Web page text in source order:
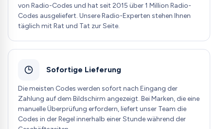
von Radio-Codes und hat seit 2015 über 1 Million Radio-
Codes ausgeliefert. Unsere Radio-Experten stehen Ihnen
täglich mit Rat und Tat zur Seite.
Sofortige Lieferung
Die meisten Codes werden sofort nach Eingang der
Zahlung auf dem Bildschirm angezeigt. Bei Marken, die eine
manuelle Überprüfung erfordern, liefert unser Team die
Codes in der Regel innerhalb einer Stunde während der